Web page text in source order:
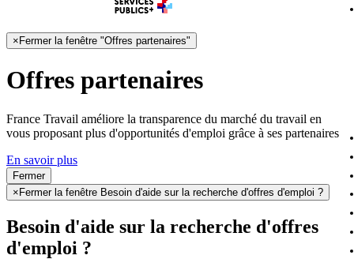
× Fermer la fenêtre "Offres partenaires"
Offres partenaires
France Travail améliore la transparence du marché du travail en
vous proposant plus d'opportunités d'emploi grâce à ses partenaires
En savoir plus
Fermer
× Fermer la fenêtre Besoin d'aide sur la recherche d'offres d'emploi ?
Besoin d'aide sur la recherche d'offres
d'emploi ?